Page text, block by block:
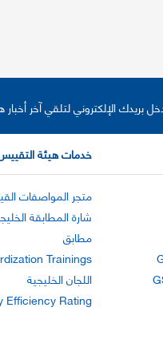
بريدك الإلكتروني لتلقي آخر
خدمات هيئة
متجر المواصفات
شارة المطابقة
مطابق
Trainings
اللجان الخليجية
Efficiency Rating